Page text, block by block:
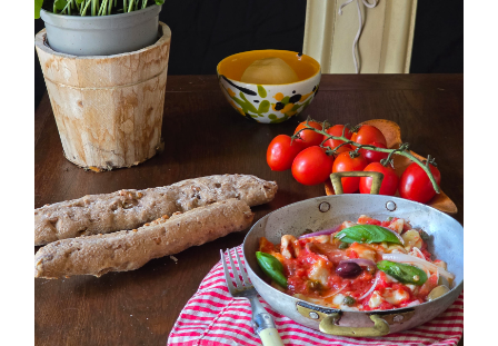
PETTI DI POLLO ALLA PIZZAIOLA